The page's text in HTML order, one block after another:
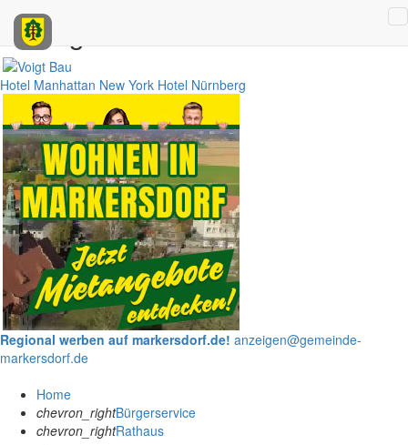
Anzeigen
Hotel Manhattan New York Hotel Nürnberg
Regional werben auf markersdorf.de! anzeigen@gemeinde-
markersdorf.de
Home
chevron_rightBürgerservice
chevron_rightRathaus